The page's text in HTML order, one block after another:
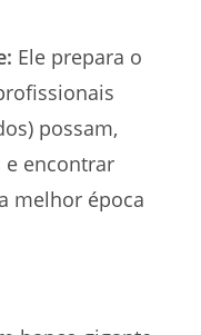
Ele prepara o
possam,
e encontrar
melhor época